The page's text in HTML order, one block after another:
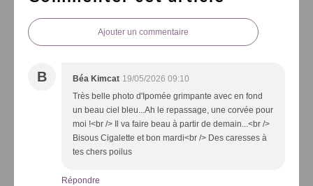
Ajouter un commentaire
B Béa Kimcat 19/05/2026 09:10
Très belle photo d'Ipomée grimpante avec en fond
un beau ciel bleu...Ah le repassage, une corvée pour
moi !<br /> Il va faire beau à partir de demain...<br />
Bisous Cigalette et bon mardi<br /> Des caresses à
tes chers poilus
Répondre